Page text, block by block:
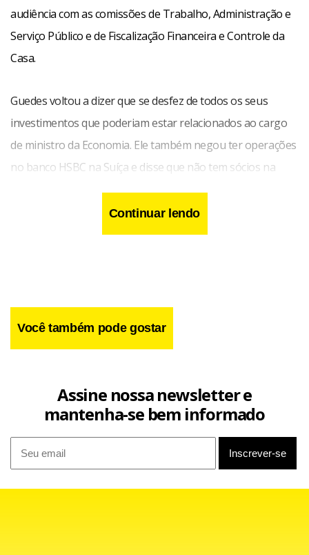
audiência com as comissões de Trabalho, Administração e
Serviço Público e de Fiscalização Financeira e Controle da
Casa.
Guedes voltou a dizer que se desfez de todos os seus
investimentos que poderiam estar relacionados ao cargo
de ministro da Economia. Ele também negou ter operações
no banco HSBC na Suíça e disse que não tem sócios na
equipe econômica, incluindo o presidente do BNDES,
Gustavo Montezano, e o presidente do Banco Central (BC),
Roberto Campos Neto.
Continuar lendo
Você também pode gostar
Assine nossa newsletter e
mantenha-se bem informado